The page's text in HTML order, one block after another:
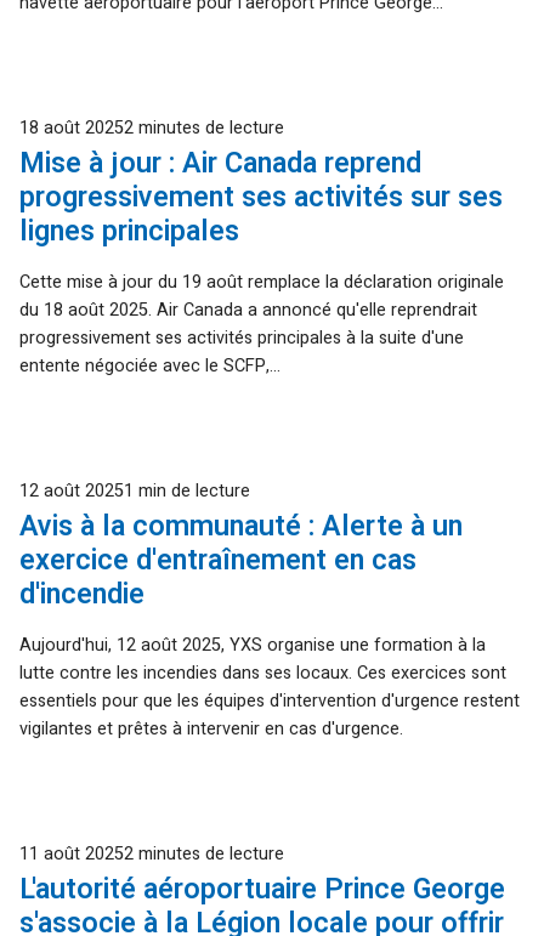
Publié
18 août 20252 minutes de lecture
Mise à jour : Air Canada reprend
progressivement ses activités sur ses
lignes principales
Cette mise à jour du 19 août remplace la déclaration originale
du 18 août 2025. Air Canada a annoncé qu'elle reprendrait
progressivement ses activités principales à la suite d'une
entente négociée avec le SCFP,...
Publié
12 août 20251 min de lecture
Avis à la communauté : Alerte à un
exercice d'entraînement en cas
d'incendie
Aujourd'hui, 12 août 2025, YXS organise une formation à la
lutte contre les incendies dans ses locaux. Ces exercices sont
essentiels pour que les équipes d'intervention d'urgence restent
vigilantes et prêtes à intervenir en cas d'urgence.
Publié
11 août 20252 minutes de lecture
L'autorité aéroportuaire Prince George
s'associe à la Légion locale pour offrir